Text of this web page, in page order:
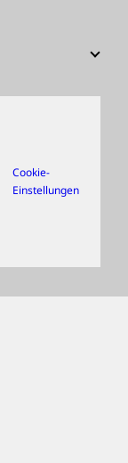
Cookie-
Einstellungen